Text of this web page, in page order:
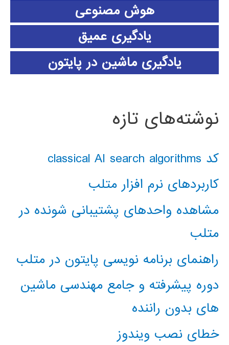
هوش مصنوعی
یادگیری عمیق
یادگیری ماشین در پایتون
نوشته‌های تازه
کد classical AI search algorithms
کاربردهای نرم افزار متلب
مشاهده واحدهای پشتیبانی شونده در
متلب
راهنمای برنامه نویسی پایتون در متلب
دوره پیشرفته و جامع مهندسی ماشین
های بدون راننده
خطای نصب ویندوز